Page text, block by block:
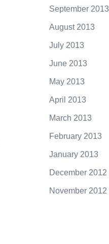
September 2013
August 2013
July 2013
June 2013
May 2013
April 2013
March 2013
February 2013
January 2013
December 2012
November 2012